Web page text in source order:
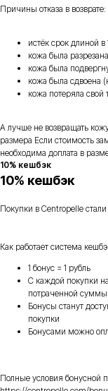
Причины отказа в возврате:
истёк срок длиной
кожа была
кожа была
кожа была сдвоена
кожа потеряла свой
А лучше не возвращать
размера Если стоимость
необходима доплата в
10% кешбэк
10% кешбэк
Покупки в Centropelle
Как работает система
1 бонус = 1 рубль
С каждой покупки
потраченной суммы
Бонусы станут
покупки
Бонусами можно
Полные условия бонусной